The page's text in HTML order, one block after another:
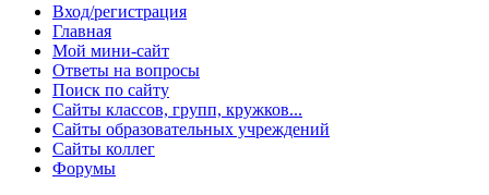
Вход/регистрация
Главная
Мой мини-сайт
Ответы на вопросы
Поиск по сайту
Сайты классов, групп, кружков...
Сайты образовательных учреждений
Сайты коллег
Форумы